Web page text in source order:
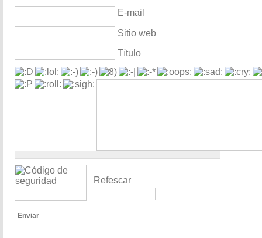
E-mail
Sitio web
Título
Refescar
Enviar